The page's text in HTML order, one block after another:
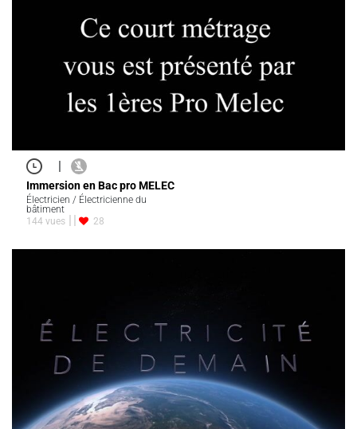
|
Immersion en Bac pro MELEC
Électricien / Électricienne du
bâtiment
144 vues
28